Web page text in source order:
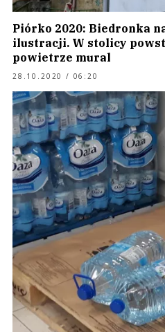
Piórko 2020: Biedronka
ilustracji. W stolicy
powietrze mural
28.10.2020 / 06:20